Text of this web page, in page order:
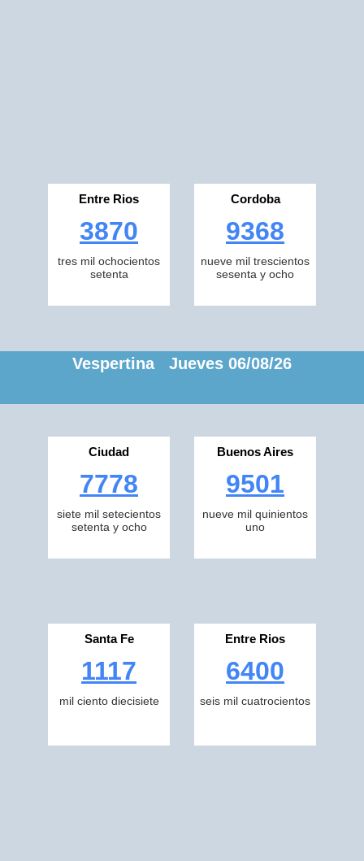
Entre Rios
3870
tres mil ochocientos
setenta
Cordoba
9368
nueve mil trescientos
sesenta y ocho
Vespertina Jueves 06/08/26
Ciudad
7778
siete mil setecientos
setenta y ocho
Buenos Aires
9501
nueve mil quinientos
uno
Santa Fe
1117
mil ciento diecisiete
Entre Rios
6400
seis mil cuatrocientos